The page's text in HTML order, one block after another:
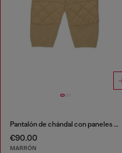
Pantalón de chándal con paneles acolchados en las rodillas
€90.00
MARRÓN